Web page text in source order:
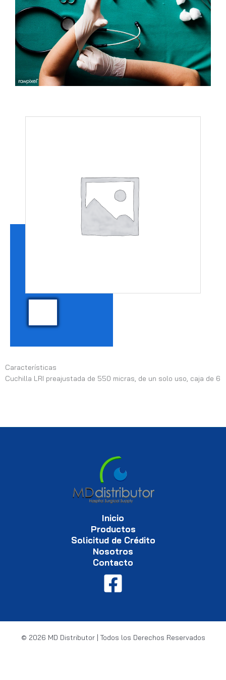
Características
Cuchilla LRI preajustada de 550 micras, de un solo uso, caja de 6
Inicio
Productos
Solicitud de Crédito
Nosotros
Contacto
© 2026 MD Distributor | Todos los Derechos Reservados